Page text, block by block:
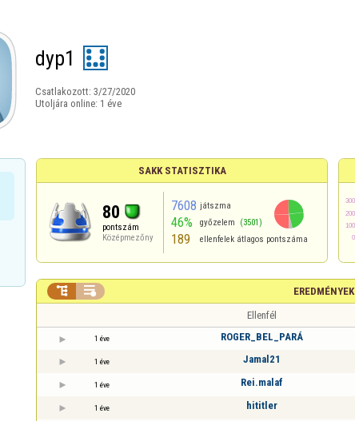
dyp1
Csatlakozott: 3/27/2020
Utoljára online: 1 éve
SAKK STATISZTIKA
80
pontszám
Középmezőny
7608 játszma
46% győzelem (3501)
189 ellenfelek átlagos pontszáma
EREDMÉNYEK
 
Ellenfél
1 éve ROGER_BEL_PARÁ
1 éve Jamal21
1 éve Rei.malaf
1 éve hititler